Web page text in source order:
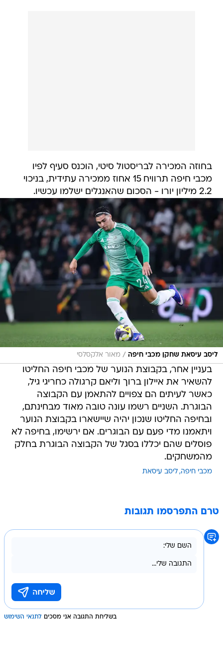
בחוזה המכירה לבריסטול סיטי, הוכנס סעיף לפיו
מכבי חיפה תרוויח 15 אחוז ממכירה עתידית, בניכוי
2.2 מיליון יורו - הסכום שהאנגלים ישלמו עכשיו.
ליסב עיסאת שחקן מכבי חיפה / מאור אלקסלסי
בעניין אחר, בקבוצת הנוער של מכבי חיפה החליטו
להשאיר את איילון ברוך וליאם קרגולה כחריגי גיל,
כאשר לעיתים הם צפויים להתאמן עם הקבוצה
הבוגרת. השניים רשמו עונה טובה מאוד מבחינתם,
ובחיפה החליטו שנכון יהיה שיישארו בקבוצת הנוער
ויתאמנו מדי פעם עם הבוגרים. אם ירשימו, בחיפה לא
פוסלים שהם יכללו בסגל של הקבוצה הבוגרת בחלק
מהמשחקים.
מכבי חיפה ליסב עיסאת
טרם התפרסמו תגובות
בשליחת התגובה אני מסכים לתנאי השימוש